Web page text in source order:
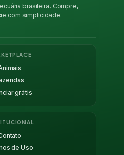
brasileira. Compre,
com simplicidade.
grátis
de Uso